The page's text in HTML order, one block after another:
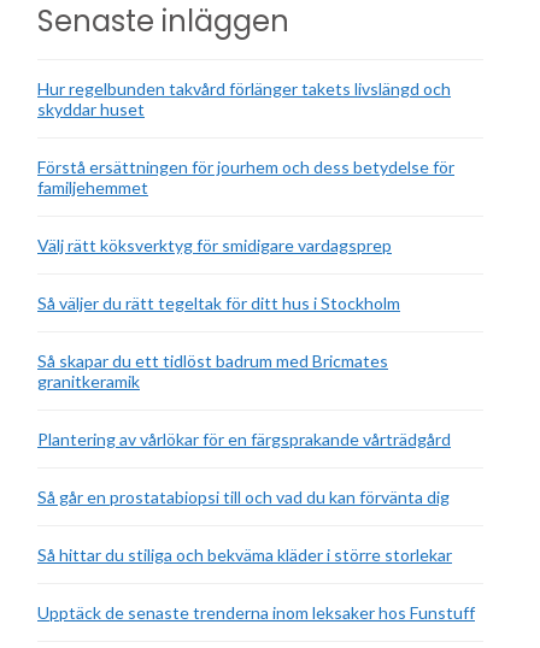
Senaste inläggen
Hur regelbunden takvård förlänger takets livslängd och
skyddar huset
Förstå ersättningen för jourhem och dess betydelse för
familjehemmet
Välj rätt köksverktyg för smidigare vardagsprep
Så väljer du rätt tegeltak för ditt hus i Stockholm
Så skapar du ett tidlöst badrum med Bricmates
granitkeramik
Plantering av vårlökar för en färgsprakande vårträdgård
Så går en prostatabiopsi till och vad du kan förvänta dig
Så hittar du stiliga och bekväma kläder i större storlekar
Upptäck de senaste trenderna inom leksaker hos Funstuff